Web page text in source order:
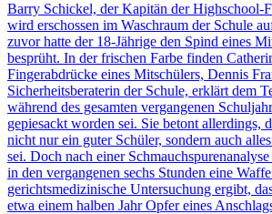
Barry Schickel, der Kapitän der Highschool-
wird erschossen im Waschraum der Schule
zuvor hatte der 18-Jährige den Spind eines
besprüht. In der frischen Farbe finden
Fingerabdrücke eines Mitschülers, Dennis
Sicherheitsberaterin der Schule, erklärt dem
während des gesamten vergangenen
gepiesackt worden sei. Sie betont allerdings,
nicht nur ein guter Schüler, sondern auch
sei. Doch nach einer
in den vergangenen sechs Stunden eine
gerichtsmedizinische Untersuchung ergibt,
etwa einem halben Jahr Opfer eines